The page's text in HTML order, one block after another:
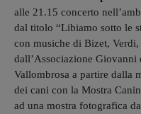
alle 21.15 concerto
dal titolo “Libiamo sotto le
con musiche di Bizet,
dall’Associazione
Vallombrosa a partire dalla
dei cani con la Mostra
ad una mostra fotografica